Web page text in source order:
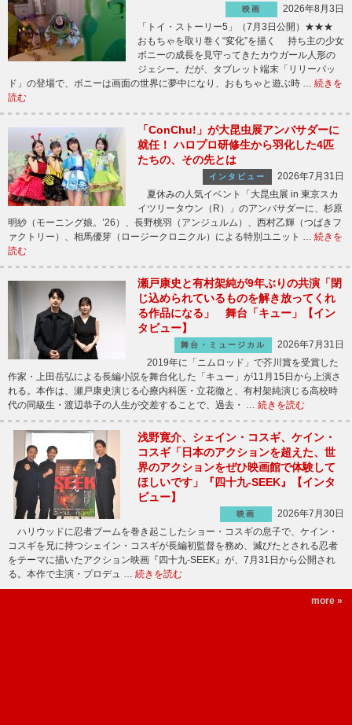
映画
2026年8月3日
「トイ・ストーリー5」（7月3日公開）★★★
おもちゃを取り巻く“変化”を描く 持ち主の少女
ボニーの成長を見守ってきたカウガール人形の
ジェシー。だが、タブレット端末「リリーパッ
ド」の登場で、ボニーは画面の世界に夢中になり、おもちゃと遊ぶ時 … 続きを
読む
「ConChu!」が大昆虫展アンバサダーに
就任！ ハロプロ研修生から羽化した4匹
たちの、その先とは
インタビュー
2026年7月31日
夏休みの人気イベント「大昆虫展 in 東京スカ
イツリータウン（R）」のアンバサダーに、杉原
明紗（モーニング娘。’26）、長野桃羽（アンジュルム）、西村乙輝（つばきフ
ァクトリー）、相馬優芽（ロージークロニクル）による特別ユニット … 続きを
読む
瀬戸康史と有村架純が9年ぶりの共演「閉
じ込められているものを解き放ってくれ
る作品になる」 舞台「キュー」【イン
タビュー】
舞台・ミュージカル
2026年7月31日
2019年に「ニムロッド」で芥川賞を受賞した
作家・上田岳弘による長編小説を舞台化した「キュー」が11月15日から上演さ
れる。本作は、瀬戸康史演じる心療内科医・立花徹と、有村架純演じる高校時
代の同級生・渡辺恭子の人生が交差することで、過去・ … 続きを読む
浅野寛介、シェイン・コスギ、ケイン・
コスギ「日本のアクションを超えた、世
界のアクションをぜひ映画館で体験して
ほしいです」『四十九-SEEK』【インタ
ビュー】
映画
2026年7月30日
ハリウッドに忍者ブームを巻き起こしたショー・コスギの息子で、ケイン・
コスギを兄に持つシェイン・コスギが長編初監督を務め、滅びたとされる忍者
をテーマに描いたアクション映画『四十九-SEEK』が、7月31日から公開され
る。本作で主演・プロデュ … 続きを読む
more »